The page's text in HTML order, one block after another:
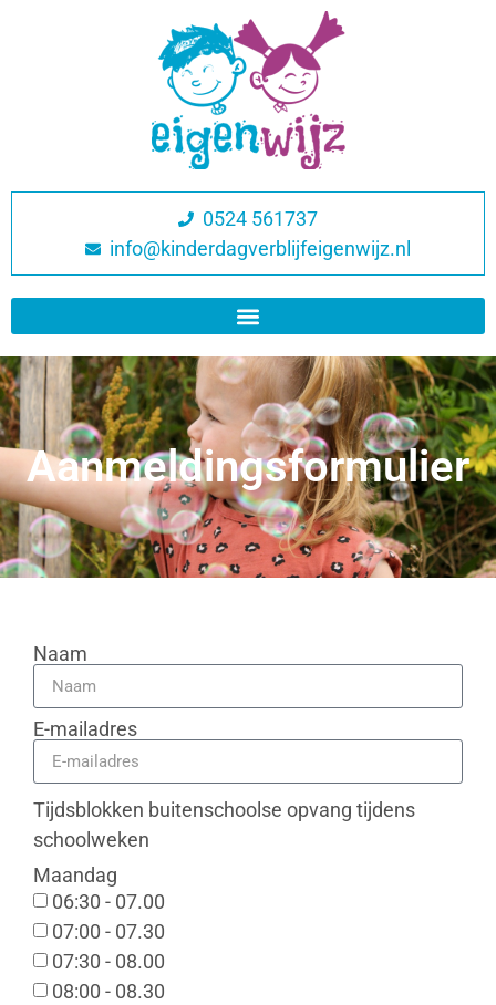
0524 561737
info@kinderdagverblijfeigenwijz.nl
Aanmeldingsformulier
Naam
E-mailadres
Tijdsblokken buitenschoolse opvang tijdens
schoolweken
Maandag
06:30 - 07.00
07:00 - 07.30
07:30 - 08.00
08:00 - 08.30